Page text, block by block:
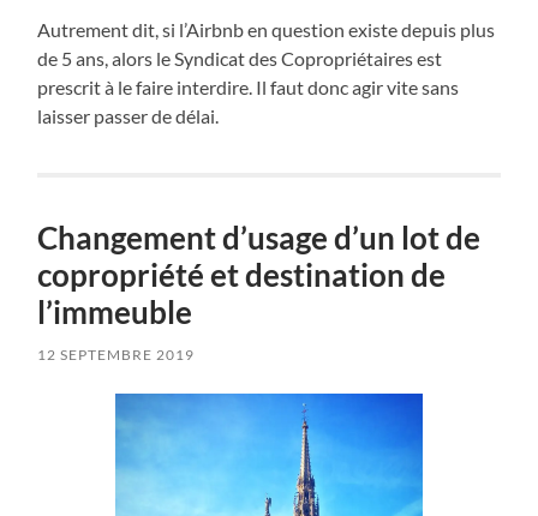
Autrement dit, si l’Airbnb en question existe depuis plus
de 5 ans, alors le Syndicat des Copropriétaires est
prescrit à le faire interdire. Il faut donc agir vite sans
laisser passer de délai.
Changement d’usage d’un lot de
copropriété et destination de
l’immeuble
12 SEPTEMBRE 2019